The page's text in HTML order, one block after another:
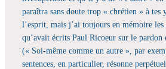
paraîtra sans doute trop « chrétien » à tes
l’esprit, mais j’ai toujours en mémoire les
qu’avait écrits Paul Ricoeur sur le pardon
(« Soi-même comme un autre », par
sentences, en particulier, résonne